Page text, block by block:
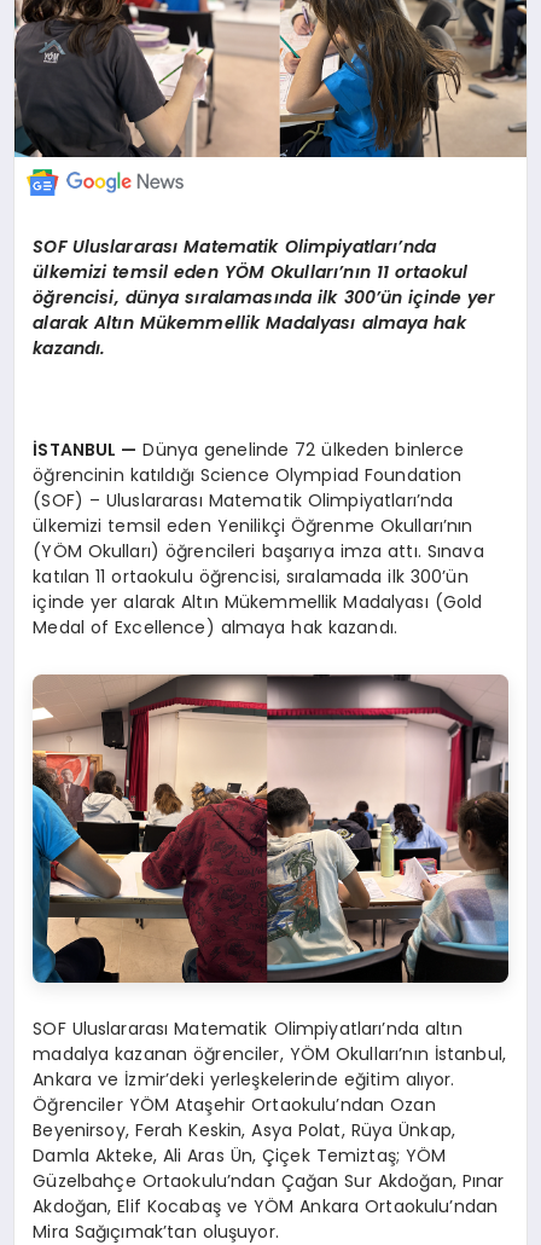
SOF UluslararasıMatematik Olimpiyatları’nda
ülkemizi temsil eden YÖM Okulları’nın 11 ortaokul
öğrencisi, dünya sıralamasında ilk 300’ün içinde yer
alarak Altın Mükemmellik Madalyası almaya hak
kazandı.
İSTANBUL — Dünya genelinde 72 ülkeden binlerce
öğrencinin katıldığı Science Olympiad Foundation
(SOF) – Uluslararası Matematik Olimpiyatları’nda
ülkemizi temsil eden Yenilikçi Öğrenme Okulları’nın
(YÖM Okulları) öğrencileri başarıya imza attı. Sınava
katılan 11 ortaokulu öğrencisi, sıralamada ilk 300’ün
içinde yer alarak Altın Mükemmellik Madalyası (Gold
Medal of Excellence) almaya hak kazandı.
SOF Uluslararası Matematik Olimpiyatları’nda altın
madalya kazanan öğrenciler, YÖM Okulları’nın İstanbul,
Ankara ve İzmir’deki yerleşkelerinde eğitim alıyor.
Öğrenciler YÖM Ataşehir Ortaokulu’ndan Ozan
Beyenirsoy, Ferah Keskin, Asya Polat, Rüya Ünkap,
Damla Akteke, Ali Aras Ün, Çiçek Temiztaş; YÖM
Güzelbahçe Ortaokulu’ndan Çağan Sur Akdoğan, Pınar
Akdoğan, Elif Kocabaş ve YÖM Ankara Ortaokulu’ndan
Mira Sağıçımak’tan oluşuyor.